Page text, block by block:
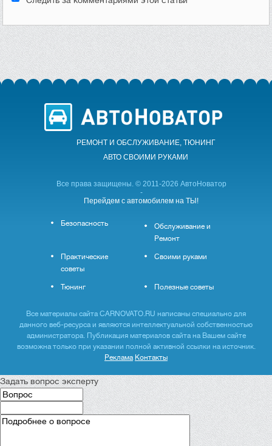
РЕМОНТ И ОБСЛУЖИВАНИЕ, ТЮНИНГ
АВТО CВОИМИ РУКАМИ
Все права защищены. © 2011-2026 АвтоНоватор
-
Перейдем с автомобилем на ТЫ!
Безопасность
Обслуживание и
Ремонт
Практические
советы
Своими руками
Тюнинг Полезные советы
Все материалы сайта CARNOVATO.RU написаны специально для
данного веб-ресурса и являются интеллектуальной собственностью
администратора. Публикация материалов сайта на Вашем сайте
возможна только при указании полной активной ссылки на источник.
Реклама Контакты
Задать вопрос эксперту